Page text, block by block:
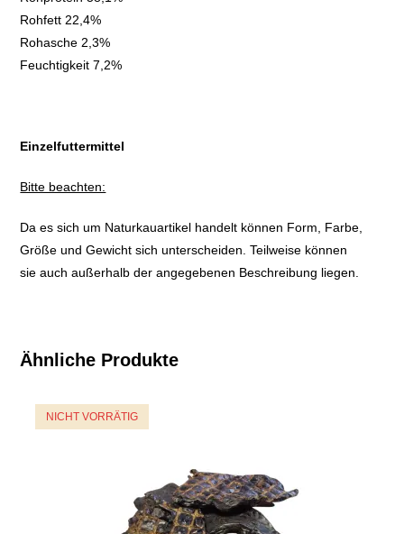
Rohfett 22,4%
Rohasche 2,3%
Feuchtigkeit 7,2%
Einzelfuttermittel
Bitte beachten:
Da es sich um Naturkauartikel handelt können Form, Farbe,
Größe und Gewicht sich unterscheiden. Teilweise können
sie auch außerhalb der angegebenen Beschreibung liegen.
Ähnliche Produkte
NICHT VORRÄTIG